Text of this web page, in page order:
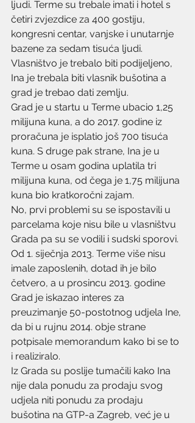
ljudi. Terme su trebale imati i hotel s
četiri zvjezdice za 400 gostiju,
kongresni centar, vanjske i unutarnje
bazene za sedam tisuća ljudi.
Vlasništvo je trebalo biti podijeljeno,
Ina je trebala biti vlasnik bušotina a
grad je trebao dati zemlju.
Grad je u startu u Terme ubacio 1,25
milijuna kuna, a do 2017. godine iz
proračuna je isplatio još 700 tisuća
kuna. S druge pak strane, Ina je u
Terme u osam godina uplatila tri
milijuna kuna, od čega je 1,75 milijuna
kuna bio kratkoročni zajam.
No, prvi problemi su se ispostavili u
parcelama koje nisu bile u vlasništvu
Grada pa su se vodili i sudski sporovi.
Od 1. siječnja 2013. Terme više nisu
imale zaposlenih, dotad ih je bilo
četvero, a u prosincu 2013. godine
Grad je iskazao interes za
preuzimanje 50-postotnog udjela Ine,
da bi u rujnu 2014. obje strane
potpisale memorandum kako bi se to
i realiziralo.
Iz Grada su poslije tumačili kako Ina
nije dala ponudu za prodaju svog
udjela niti ponudu za prodaju
bušotina na GTP-a Zagreb, već je u